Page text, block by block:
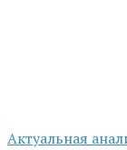
Актуальная